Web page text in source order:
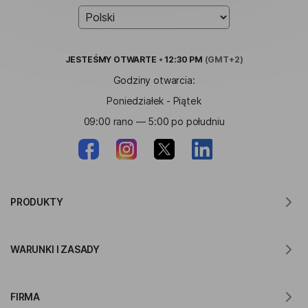
JESTEŚMY OTWARTE • 12:30 PM (GMT+2)
Godziny otwarcia:
Poniedziałek - Piątek
09:00 rano — 5:00 po południu
PRODUKTY
WARUNKI I ZASADY
FIRMA